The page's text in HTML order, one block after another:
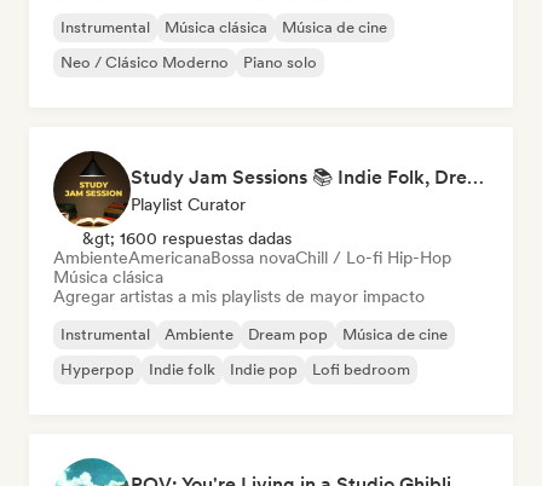
Instrumental Música clásica
Música de cine
Neo / Clásico Moderno
Piano solo
Study Jam Sessions 📚 Indie Folk, Dream Pop & Singer-Songwriter
Playlist Curator
&gt; 1600 respuestas dadas
AmbienteAmericanaBossa novaChill / Lo-fi Hip-Hop
Música clásica
Agregar artistas a mis playlists de mayor impacto
Instrumental Ambiente Dream pop
Música de cine
Hyperpop
Indie folk Indie pop Lofi bedroom